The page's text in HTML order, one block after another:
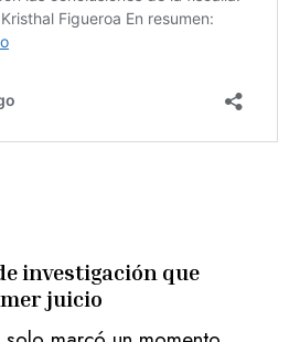
investigación que
juicio